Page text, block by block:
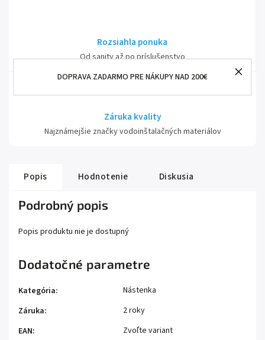
DOPRAVA ZADARMO PRE NÁKUPY NAD 200€
Rozsiahla ponuka
Od sanity až po príslušenstvo
Záruka kvality
Najznámejšie značky vodoinštalačných materiálov
Popis Hodnotenie Diskusia
Podrobný popis
Popis produktu nie je dostupný
Dodatočné parametre
Kategória:
Nástenka
Záruka:
2 roky
EAN: Zvoľte variant